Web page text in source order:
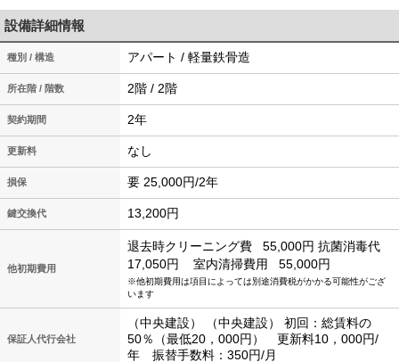
設備詳細情報
種別 / 構造 アパート / 軽量鉄骨造
所在階 / 階数 2階 / 2階
契約期間 2年
更新料 なし
損保 要 25,000円/2年
鍵交換代 13,200円
他初期費用
退去時クリーニング費 55,000円 抗菌消毒代
17,050円
室内清掃費用 55,000円
※他初期費用は項目によっては別途消費税がかかる可能性がござ
います
保証人代行会社
（中央建設） （中央建設） 初回：総賃料の
50％（最低20，000円） 更新料10，000円/
年 振替手数料：350円/月